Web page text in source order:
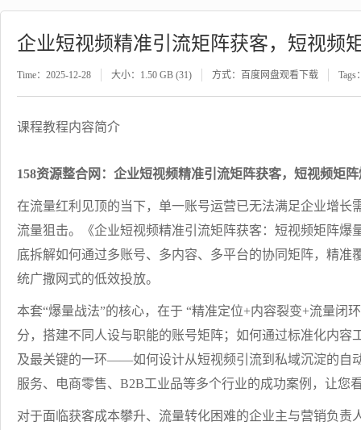
企业短视频精准引流矩阵获客，短视频
Time：2025-12-28 大小：1.50 GB (31) 方式：百度网盘观看下载 Tags
课程教程内容简介
158资源整合网：企业短视频精准引流矩阵获客，短视频矩
在流量红利见顶的当下，单一账号运营已无法满足企业增
流量狙击。《企业短视频精准引流矩阵获客：短视频矩阵
底拆解如何通过多账号、多内容、多平台的协同矩阵，精
统广撒网式的低效投放。
本套“爆量战法”的核心，在于 “精准定位+内容裂变+流量闭
分，搭建不同人设与职能的账号矩阵；如何通过标准化内
及最关键的一环——如何设计从短视频引流到私域沉淀的自
服务、电商零售、B2B工业品等多个行业的成功案例，让您
对于面临获客成本攀升、流量转化困难的企业主与营销负